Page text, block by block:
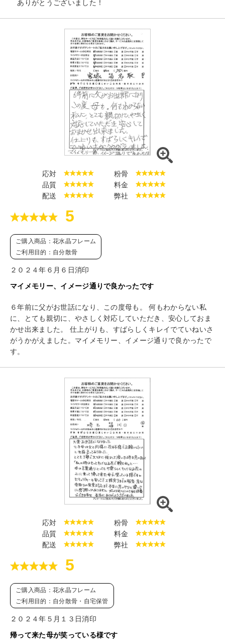
ありがとうございました！
応対
粉骨
品質
料金
配送
弊社
5
ご購入商品：花水晶フレーム
ご利用目的：自分散骨
２０２４年６月６日消印
マイメモリー、イメージ通りで良かったです
６年前に父がお世話になり、この度母も。 何もわからない私
に、とても親切に、やさしく対応していただき、安心しておま
かせ出来ました。 仕上がりも、すばらしくキレイでていねいさ
がうかがえました。マイメモリー、イメージ通りで良かったで
す。
応対
粉骨
品質
料金
配送
弊社
5
ご購入商品：花水晶フレーム
ご利用目的：自分散骨・自宅保管
２０２４年５月１３日消印
帰って来た母が笑っている様です